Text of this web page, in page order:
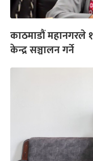
काठमाडौं महानगरले
केन्द्र सञ्चालन गर्ने